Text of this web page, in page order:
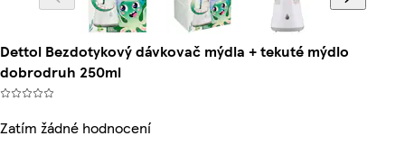
Dettol Bezdotykový dávkovač mýdla + tekuté mýdlo
dobrodruh 250ml
Zatím žádné hodnocení